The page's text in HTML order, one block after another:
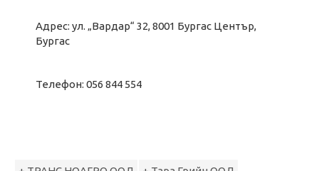
Адрес: ул. „Вардар“ 32, 8001 Бургас Център,
Бургас
Телефон: 056 844 554